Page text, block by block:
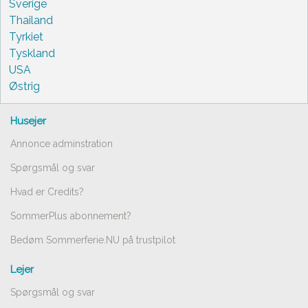
Sverige
Thailand
Tyrkiet
Tyskland
USA
Østrig
Husejer
Annonce adminstration
Spørgsmål og svar
Hvad er Credits?
SommerPlus abonnement?
Bedøm Sommerferie.NU på trustpilot
Lejer
Spørgsmål og svar